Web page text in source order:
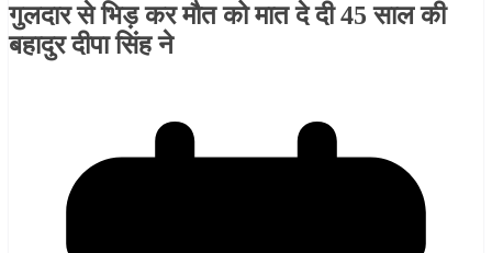
गुलदार से भिड़ कर मौत को मात दे दी 45 साल की
बहादुर दीपा सिंह ने